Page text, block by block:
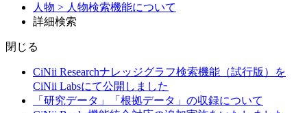
人物 > 人物検索機能について
詳細検索
閉じる
CiNii Researchナレッジグラフ検索機能（試行版）を
CiNii Labsにて公開しました
「研究データ」「根拠データ」の収録について